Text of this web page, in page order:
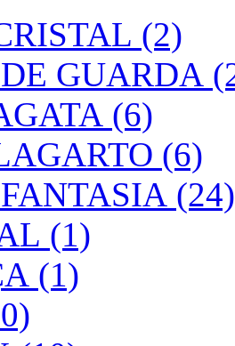
(2)
GUARDA
(6)
(6)
(24)
(1)
(1)